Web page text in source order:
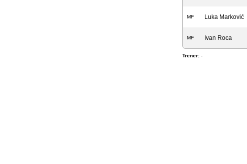
MF Luka Marković
MF Ivan Roca
Trener: -